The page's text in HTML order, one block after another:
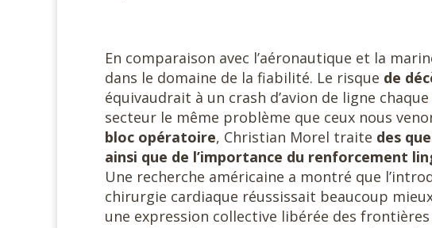
En comparaison avec l’aéronautique et la
dans le domaine de la fiabilité. Le risque de
équivaudrait à un crash d’avion de ligne
secteur le même problème que ceux nous
bloc opératoire, Christian Morel traite des
ainsi que de l’importance du renforcement
Une recherche américaine a montré que
chirurgie cardiaque réussissait beaucoup
une expression collective libérée des